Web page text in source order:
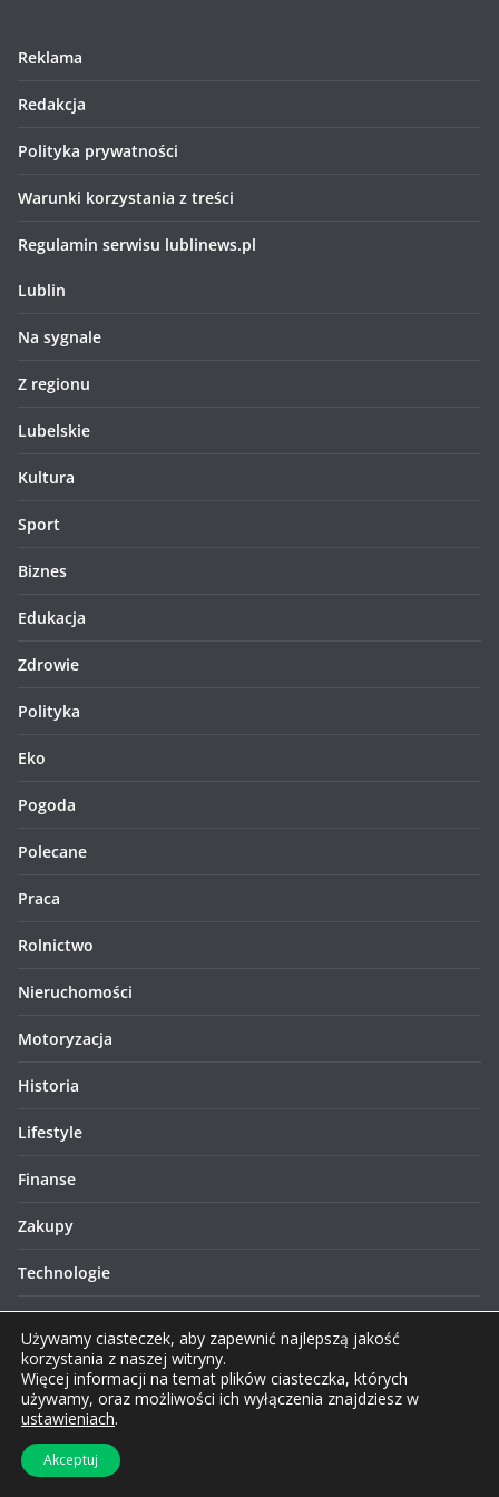
Reklama
Redakcja
Polityka prywatności
Warunki korzystania z treści
Regulamin serwisu lublinews.pl
Lublin
Na sygnale
Z regionu
Lubelskie
Kultura
Sport
Biznes
Edukacja
Zdrowie
Polityka
Eko
Pogoda
Polecane
Praca
Rolnictwo
Nieruchomości
Motoryzacja
Historia
Lifestyle
Finanse
Zakupy
Technologie
Turystyka
Prawa autorskie © 2026 Lublinews.pl. Wszelkie prawa
Używamy ciasteczek, aby zapewnić najlepszą jakość
korzystania z naszej witryny.
Więcej informacji na temat plików ciasteczka, których
używamy, oraz możliwości ich wyłączenia znajdziesz w
ustawieniach.
Akceptuj